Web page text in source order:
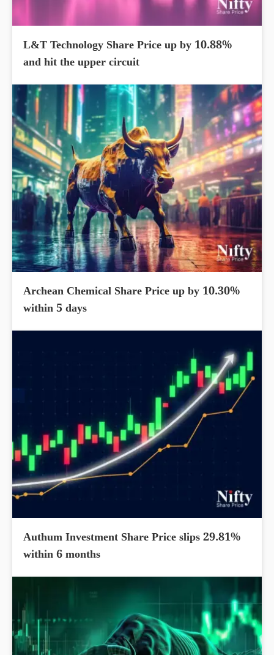
L&T Technology Share Price up by 10.88%
and hit the upper circuit
Archean Chemical Share Price up by 10.30%
within 5 days
Authum Investment Share Price slips 29.81%
within 6 months